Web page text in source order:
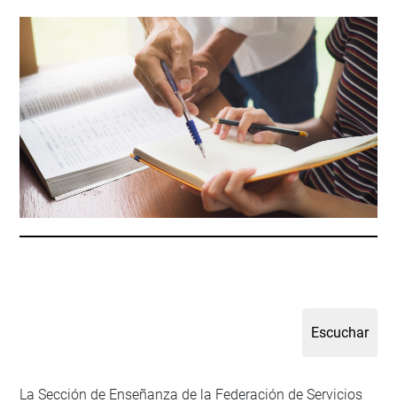
La Sección de Enseñanza de la Federación de Servicios